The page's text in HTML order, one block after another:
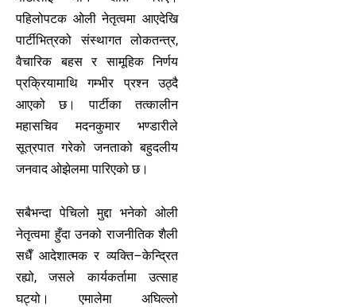
पहिलोपटक ओली नेतृत्वमा आएदेखि
पार्टीभित्रको संस्थागत लोकतन्त्र,
वैचारिक बहस र सामूहिक निर्णय
प्रक्रियामाथि गम्भीर प्रश्न उठ्दै
आएको छ। पार्टीका तत्कालीन
महासचिव मदनकुमार भण्डारीले
सूत्रपात गरेको जनताको बहुदलीय
जनवाद ओझेलमा पारिएको छ।
सबैभन्दा पेचिलो मुद्दा भनेको ओली
नेतृत्वमा हुँदा उनको राजनीतिक शैली
सधैँ आदेशात्मक र व्यक्ति–केन्द्रित
रह्यो, जसले कार्यकर्तामा उत्साह
घट्यो। एमालेमा अघिल्लो